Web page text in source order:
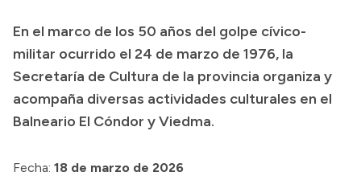
Accesos directos
SIU GUARANÍ
TECNICATURAS
En el marco de los 50 años del golpe cívico-
militar ocurrido el 24 de marzo de 1976, la
Secretaría de Cultura de la provincia organiza y
acompaña diversas actividades culturales en el
Balneario El Cóndor y Viedma.
Fecha: 18 de marzo de 2026